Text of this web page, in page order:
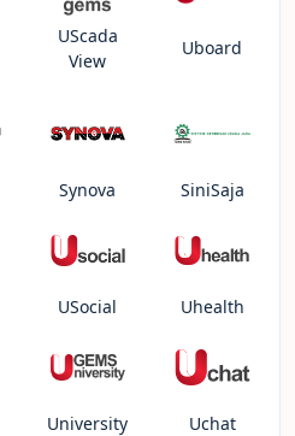
UScada
View
Uboard
Synova SiniSaja
USocial Uhealth
University Uchat